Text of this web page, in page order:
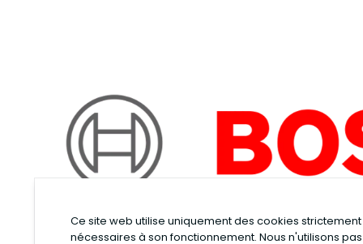
Ce site web utilise uniquement des cookies strictement
nécessaires à son fonctionnement. Nous n'utilisons